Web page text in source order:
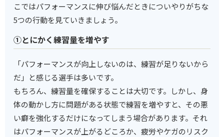
こではパフォーマンスに伸び悩んだときについやりがちな
5つの行動を見ていきましょう。
①とにかく練習量を増やす
「パフォーマンスが向上しないのは、練習が足りないから
だ」と感じる選手は多いです。
もちろん、練習量を確保することは大切です。しかし、身
体の動かし方に問題がある状態で練習を増やすと、その悪
い癖を強化するだけになってしまう場合があります。それ
はパフォーマンスが上がるどころか、疲労やケガのリスク